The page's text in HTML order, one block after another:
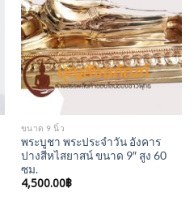
Wishlist
ขนาด 9 นิ้ว
พระบูชา พระประจำวัน อังคาร
ปางสีหไสยาสน์ ขนาด 9″ สูง 60
ซม.
4,500.00฿